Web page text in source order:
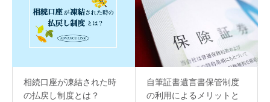
相続口座が凍結された時
の払戻し制度とは？
自筆証書遺言書保管制度
の利用によるメリットと